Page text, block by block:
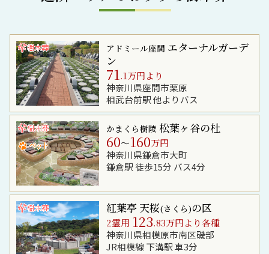
アドミール座間 エターナルガーデ
ン
71 .1万円より
神奈川県座間市栗原
相武台前駅 他よりバス
かまくら樹陵 松葉ヶ谷の杜
60～160万円
神奈川県鎌倉市大町
鎌倉駅 徒歩15分 バス4分
紅葉亭 天桜(さくら)の区
2霊用 123.83万円より各種
神奈川県相模原市南区磯部
JR相模線 下溝駅 車3分